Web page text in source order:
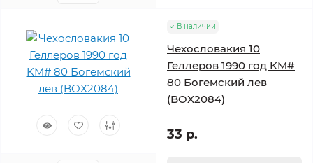
В наличии
Чехословакия 10
Геллеров 1990 год KM#
80 Богемский лев
(BOX2084)
33 р.